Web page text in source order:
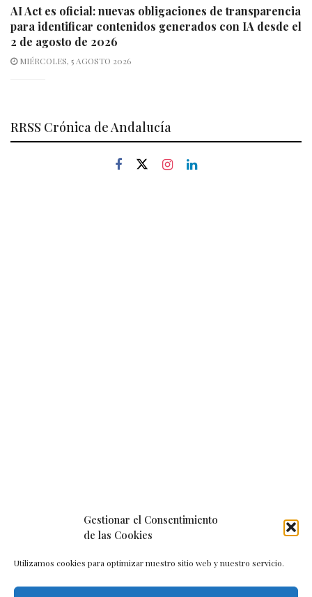
Gestionar el Consentimiento
de las Cookies
Utilizamos cookies para optimizar nuestro sitio web y nuestro servicio.
AI Act es oficial: nuevas obligaciones de transparencia
para identificar contenidos generados con IA desde el
2 de agosto de 2026
MIÉRCOLES, 5 AGOSTO 2026
RRSS Crónica de Andalucía